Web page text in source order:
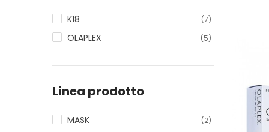
K18 (7)
OLAPLEX (5)
Linea prodotto
MASK (2)